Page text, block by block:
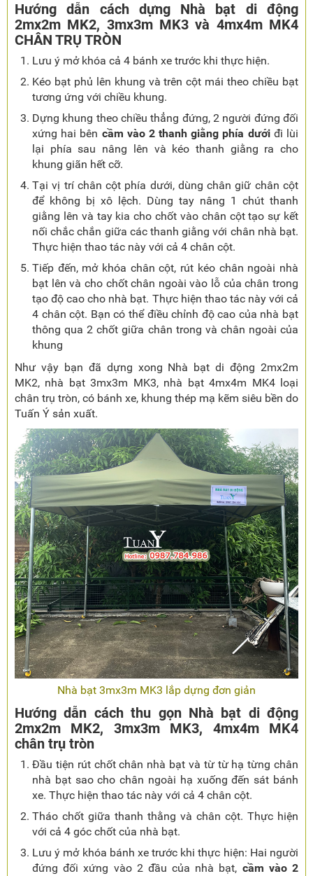
Hướng dẫn cách dựng Nhà bạt di động
2mx2m MK2, 3mx3m MK3 và 4mx4m MK4
CHÂN TRỤ TRÒN
Lưu ý mở khóa cả 4 bánh xe trước khi thực hiện.
Kéo bạt phủ lên khung và trên cột mái theo chiều bạt
tương ứng với chiều khung.
Dựng khung theo chiều thẳng đứng, 2 người đứng đối
xứng hai bên cầm vào 2 thanh giằng phía dướiđi lùi
lại phía sau nâng lên và kéo thanh giằng ra cho
khung giãn hết cỡ.
Tại vị trí chân cột phía dưới, dùng chân giữ chân cột
để không bị xô lệch. Dùng tay nâng 1 chút thanh
giằng lên và tay kia cho chốt vào chân cột tạo sự kết
nối chắc chắn giữa các thanh giằng với chân nhà bạt.
Thực hiện thao tác này với cả 4 chân cột.
Tiếp đến, mở khóa chân cột, rút kéo chân ngoài nhà
bạt lên và cho chốt chân ngoài vào lỗ của chân trong
tạo độ cao cho nhà bạt. Thực hiện thao tác này với cả
4 chân cột. Bạn có thể điều chỉnh độ cao của nhà bạt
thông qua 2 chốt giữa chân trong và chân ngoài của
khung
Như vậy bạn đã dựng xong Nhà bạt di động 2mx2m
MK2, nhà bạt 3mx3m MK3, nhà bạt 4mx4m MK4 loại
chân trụ tròn, có bánh xe, khung thép mạ kẽm siêu bền do
Tuấn Ý sản xuất.
Nhà bạt 3mx3m MK3 lắp dựng đơn giản
Hướng dẫn cách thu gọn Nhà bạt di động
2mx2m MK2, 3mx3m MK3, 4mx4m MK4
chân trụ tròn
Đầu tiện rút chốt chân nhà bạt và từ từ hạ từng chân
nhà bạt sao cho chân ngoài hạ xuống đến sát bánh
xe. Thực hiện thao tác này với cả 4 chân cột.
Tháo chốt giữa thanh thằng và chân cột. Thực hiện
với cả 4 góc chốt của nhà bạt.
Lưu ý mở khóa bánh xe trước khi thực hiện: Hai người
đứng đối xứng vào 2 đầu của nhà bạt, cầm vào 2